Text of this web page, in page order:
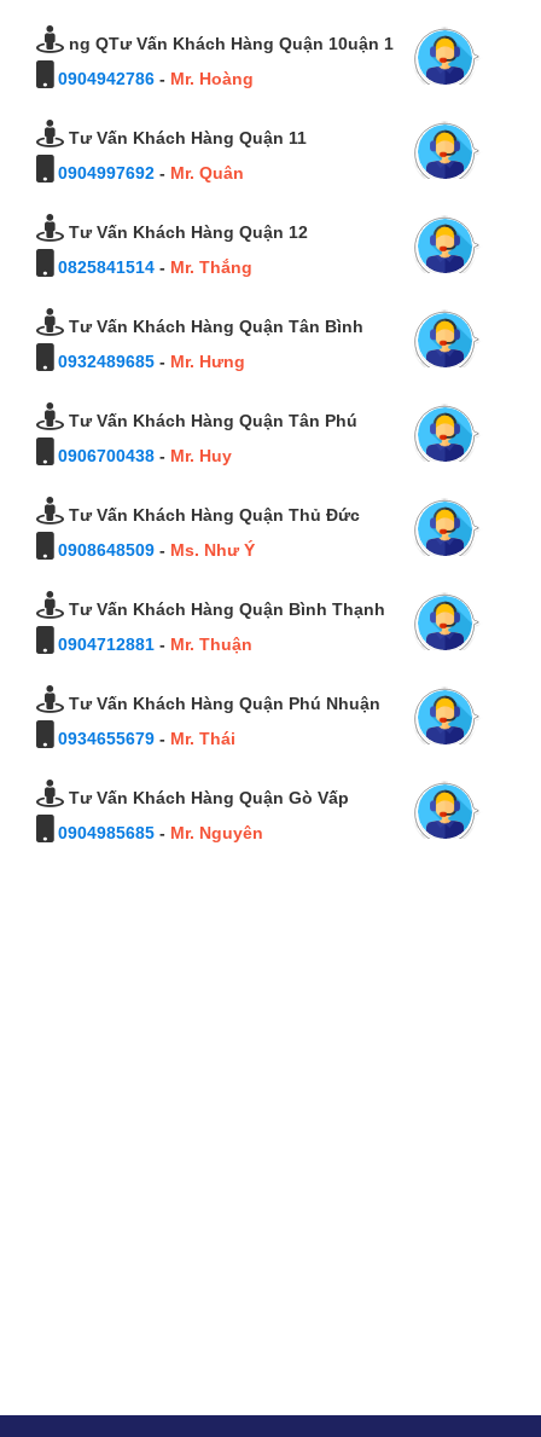
ng QTư Vấn Khách Hàng Quận 10uận 1
0904942786 - Mr. Hoàng
Tư Vấn Khách Hàng Quận 11
0904997692 - Mr. Quân
Tư Vấn Khách Hàng Quận 12
0825841514 - Mr. Thắng
Tư Vấn Khách Hàng Quận Tân Bình
0932489685 - Mr. Hưng
Tư Vấn Khách Hàng Quận Tân Phú
0906700438 - Mr. Huy
Tư Vấn Khách Hàng Quận Thủ Đức
0908648509 - Ms. Như Ý
Tư Vấn Khách Hàng Quận Bình Thạnh
0904712881 - Mr. Thuận
Tư Vấn Khách Hàng Quận Phú Nhuận
0934655679 - Mr. Thái
Tư Vấn Khách Hàng Quận Gò Vấp
0904985685 - Mr. Nguyên